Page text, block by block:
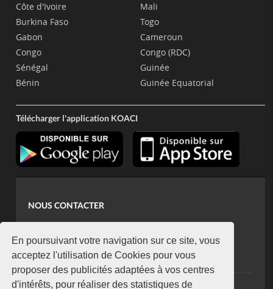
En poursuivant votre navigation sur ce site, vous
acceptez l'utilisation de Cookies pour vous
proposer des publicités adaptées à vos centres
d'intérêts, pour réaliser des statistiques de
Côte d'Ivoire
Burkina Faso
Gabon
Congo
Sénégal
Bénin
Mali
Togo
Cameroun
Congo (RDC)
Guinée
Guinée Equatorial
Télécharger l'application KOACI
NOUS CONTACTER
koaci@yahoo.fr
+225 07 08 85 52 93